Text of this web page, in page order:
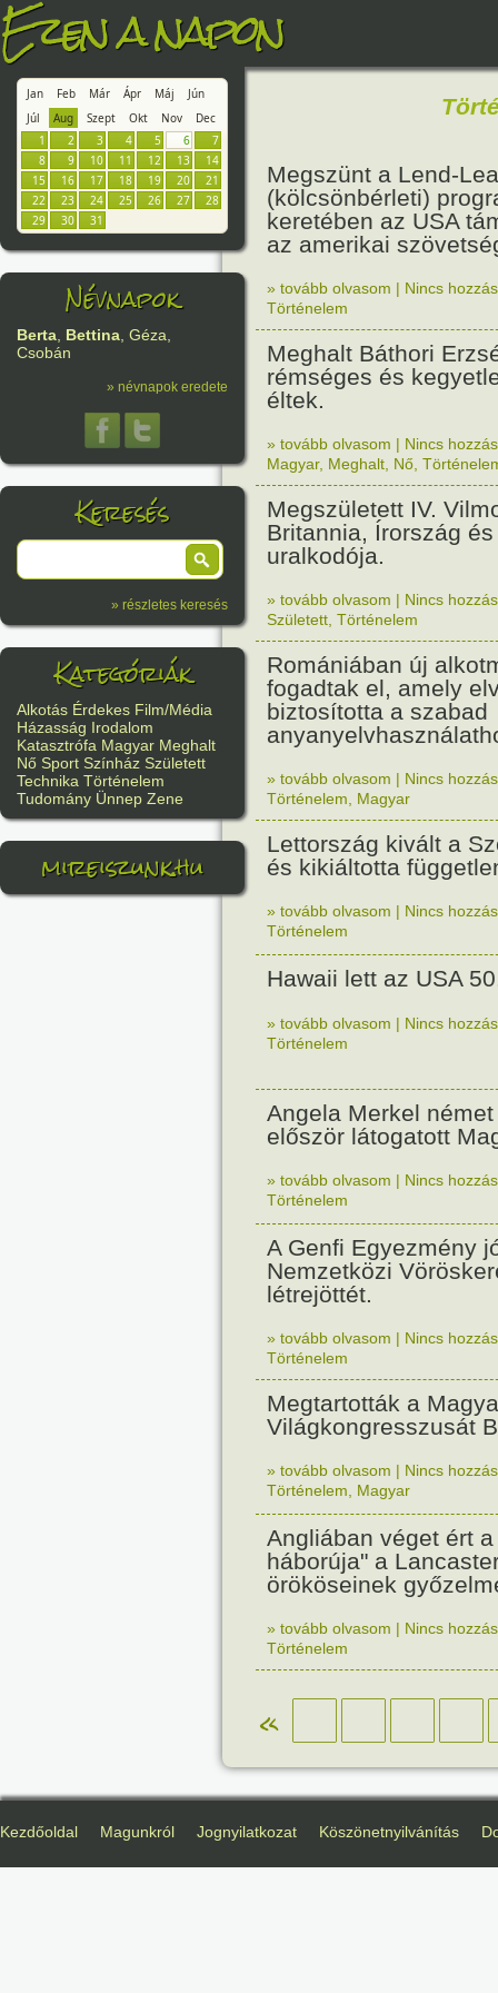
Ezen a napon
Jan Feb Már Ápr Máj
Jún
Júl
Aug Szept Okt Nov
Dec
1
2 3 4 5 6
7
8
9 10 11 12 13
14
15
16 17 18 19 20
21
22
23 24 25 26 27
28
29
30 31
Névnapok
Berta, Bettina, Géza,
Csobán
» névnapok eredete
Keresés
» részletes keresés
Kategóriák
Alkotás Érdekes Film/Média
Házasság Irodalom
Katasztrófa Magyar Meghalt
Nő Sport Színház Született
Technika Történelem
Tudomány Ünnep Zene
mireiszunk.hu
Megszünt a Lend-
(kölcsönbérleti)
keretében az USA
az amerikai
» tovább olvasom | Nincs
Történelem
Meghalt Báthori
rémséges és
éltek.
» tovább olvasom | Nincs
Magyar, Meghalt Nő
Megszületett IV.
Britannia, Írország
uralkodója.
» tovább olvasom | Nincs
Született Történelem
Romániában új
fogadtak el, amely
biztosította a szabad
» tovább olvasom | Nincs
Történelem
Magyar
Lettország kivált a
és kikiáltotta
» tovább olvasom | Nincs
Történelem
Hawaii lett az USA
» tovább olvasom | Nincs
Történelem
Angela Merkel
először látogatott
» tovább olvasom | Nincs
Történelem
A Genfi Egyezmény
Nemzetközi
létrejöttét.
» tovább olvasom | Nincs
Történelem
Megtartották a
Világkongresszusát
» tovább olvasom | Nincs
Történelem
Magyar
Angliában véget ért
háborúja" a
örököseinek
» tovább olvasom | Nincs
Történelem
«
Kezdőoldal Magunkról Jognyilatkozat Köszönetnyilvánítás